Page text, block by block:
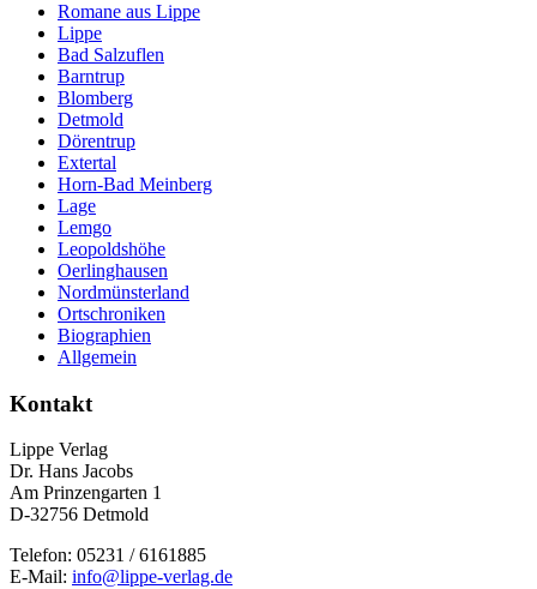
Romane aus Lippe
Lippe
Bad Salzuflen
Barntrup
Blomberg
Detmold
Dörentrup
Extertal
Horn-Bad Meinberg
Lage
Lemgo
Leopoldshöhe
Oerlinghausen
Nordmünsterland
Ortschroniken
Biographien
Allgemein
Kontakt
Lippe Verlag
Dr. Hans Jacobs
Am Prinzengarten 1
D-32756 Detmold
Telefon: 05231 / 6161885
E-Mail: info@lippe-verlag.de